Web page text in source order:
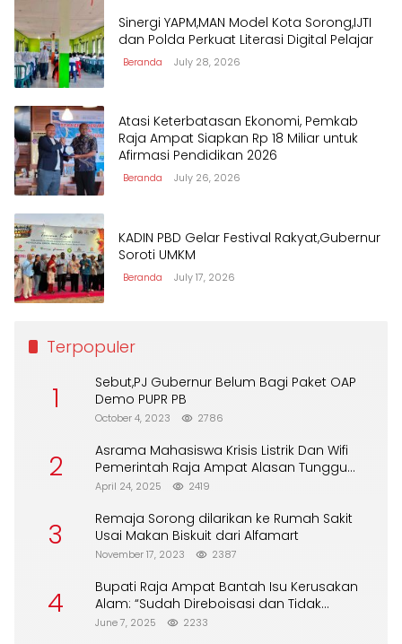
Sinergi YAPM,MAN Model Kota Sorong,IJTI
dan Polda Perkuat Literasi Digital Pelajar
Beranda July 28, 2026
Atasi Keterbatasan Ekonomi, Pemkab
Raja Ampat Siapkan Rp 18 Miliar untuk
Afirmasi Pendidikan 2026
Beranda July 26, 2026
KADIN PBD Gelar Festival Rakyat,Gubernur
Soroti UMKM
Beranda July 17, 2026
Terpopuler
1
Sebut,PJ Gubernur Belum Bagi Paket OAP
Demo PUPR PB
October 4, 2023 2786
2
Asrama Mahasiswa Krisis Listrik Dan Wifi
Pemerintah Raja Ampat Alasan Tunggu
DPA
April 24, 2025 2419
3
Remaja Sorong dilarikan ke Rumah Sakit
Usai Makan Biskuit dari Alfamart
November 17, 2023 2387
4
Bupati Raja Ampat Bantah Isu Kerusakan
Alam: “Sudah Direboisasi dan Tidak
Merusak Lingkungan”
June 7, 2025 2233